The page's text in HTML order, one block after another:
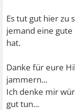
Es tut gut hier zu
jemand eine
hat.
Danke für eure
jammern...
Ich denke mir
gut tun...